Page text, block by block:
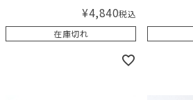
¥4,840税込
在庫切れ